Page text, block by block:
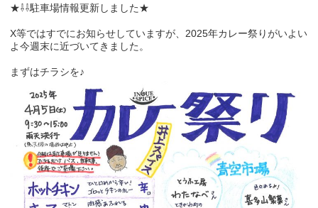
★⇩⇩駐車場情報更新しました★
X等ではすでにお知らせしていますが、2025年カレー祭りがいよい
よ今週末に近づいてきました。
まずはチラシを♪